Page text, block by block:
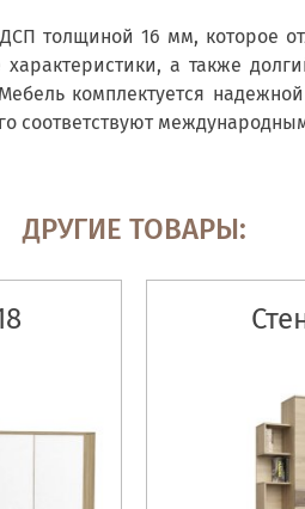
толщиной 16 мм, которое
а также
комплектуется
соответствуют
ДРУГИЕ ТОВАРЫ: